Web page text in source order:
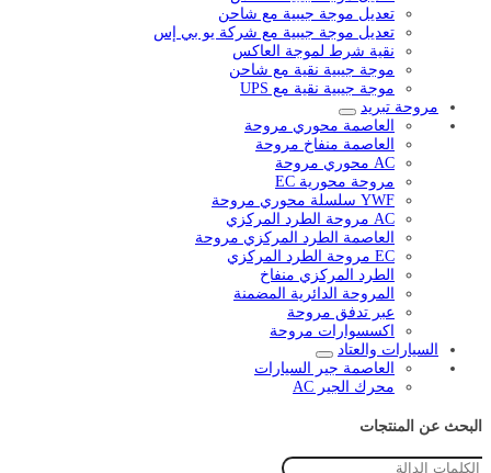
تعديل موجة جيبية مع شاحن
تعديل موجة جيبية مع شركة يو بي إس
نقية شرط لموجة العاكس
موجة جيبية نقية مع شاحن
موجة جيبية نقية مع UPS
مروحة تبريد
العاصمة محوري مروحة
العاصمة منفاخ مروحة
AC محوري مروحة
مروحة محورية EC
YWF سلسلة محوري مروحة
AC مروحة الطرد المركزي
العاصمة الطرد المركزي مروحة
EC مروحة الطرد المركزي
الطرد المركزي منفاخ
المروحة الدائرية المضمنة
عبر تدفق مروحة
اكسسوارات مروحة
السيارات والعتاد
العاصمة جير السيارات
محرك الجير AC
البحث عن المنتجات